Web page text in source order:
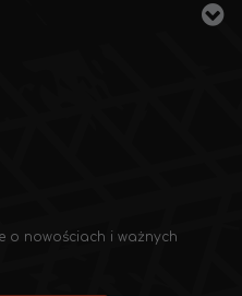
o nowościach i ważnych